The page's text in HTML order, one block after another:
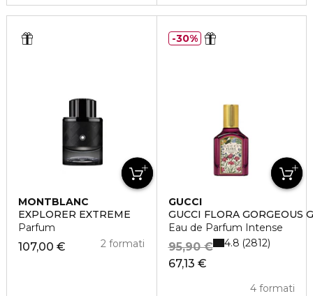
MONTBLANC
EXPLORER EXTREME
Parfum
107,00 € 2 formati
GUCCI
GUCCI FLORA GORGEOUS
Eau de Parfum Intense
67,13 €
95,90 €
4 formati
4.8 2812
30%